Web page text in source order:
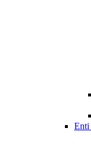
Enti